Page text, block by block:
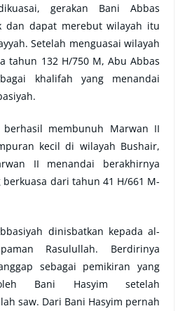
gerakan Bani Abbas
dan dapat merebut wilayah itu
Setelah menguasai wilayah
tahun 132 H/750 M, Abu Abbas
khalifah yang menandai
berhasil membunuh Marwan II
kecil di wilayah Bushair,
II menandai berakhirnya
berkuasa dari tahun 41 H/661 M-
dinisbatkan kepada al-
Rasulullah. Berdirinya
sebagai pemikiran yang
Bani Hasyim setelah
saw. Dari Bani Hasyim pernah